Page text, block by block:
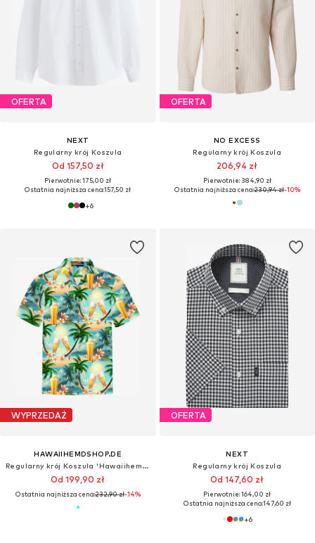
OFERTA
NEXT
Regularny krój Koszula
Od 157,50 zł
Pierwotnie: 175,00 zł
Ostatnia najniższa cena:157,50 zł
+6
OFERTA
NO EXCESS
Regularny krój Koszula
206,94 zł
Pierwotnie: 384,90 zł
Ostatnia najniższa cena:230,94 zł-10%
WYPRZEDAŻ
HAWAIIHEMDSHOP.DE
Regularny krój Koszula 'Hawaiihemd Sunshine Beer'
Od 199,90 zł
Ostatnia najniższa cena:232,90 zł-14%
OFERTA
NEXT
Regularny krój Koszula
Od 147,60 zł
Pierwotnie: 164,00 zł
Ostatnia najniższa cena:147,60 zł
+6